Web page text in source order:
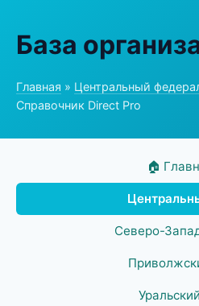
База
Главная » Центральный
Справочник Direct Pro
🏠
Северо-